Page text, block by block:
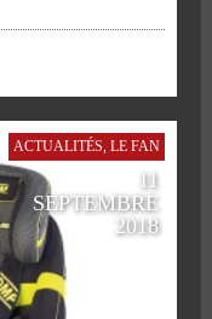
ACTUALITÉS, LE FAN
11
SEPTEMBRE
2018